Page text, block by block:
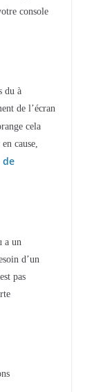
console
du à
de l’écran
cela
cause,
a un
d’un
pas